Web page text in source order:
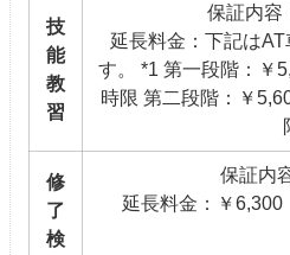
技
能
教
習
保証内容
延長料金：下記は
す。 *1 第一段階：￥
時限 第二段階：￥
修
了
検
保証内
延長料金：￥6,300